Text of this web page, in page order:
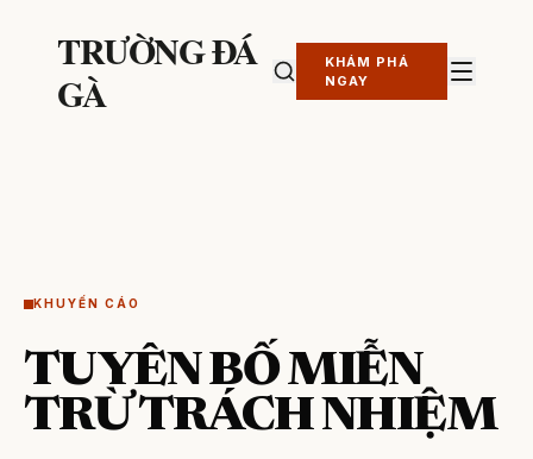
TRƯỜNG ĐÁ
GÀ
KHÁM PHÁ
NGAY
KHUYẾN CÁO
TUYÊN BỐ MIỄN
TRỪ TRÁCH NHIỆM